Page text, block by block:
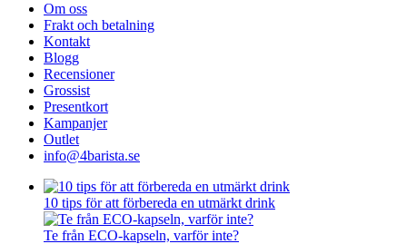
Om oss
Frakt och betalning
Kontakt
Blogg
Recensioner
Grossist
Presentkort
Kampanjer
Outlet
info@4barista.se
10 tips för att förbereda en utmärkt drink
Te från ECO-kapseln, varför inte?